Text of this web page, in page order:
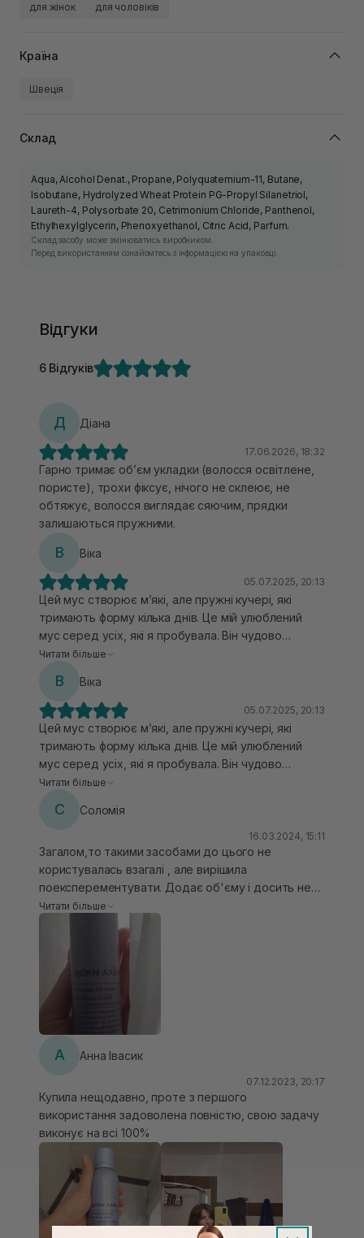
для жінок для чоловіків
Країна
Швеція
Склад
Aqua, Alcohol Denat., Propane, Polyquaternium-11, Butane,
Isobutane, Hydrolyzed Wheat Protein PG-Propyl Silanetriol,
Laureth-4, Polysorbate 20, Cetrimonium Chloride, Panthenol,
Ethylhexylglycerin, Phenoxyethanol, Citric Acid, Parfum.
Склад засобу може змінюватись виробником.
Перед використанням ознайомтесь з інформацією на упаковці.
Відгуки
6 Відгуків
Д Діана
17.06.2026, 18:32
Гарно тримає обʼєм укладки (волосся освітлене,
пористе), трохи фіксує, нічого не склеює, не
обтяжує, волосся виглядає сяючим, прядки
залишаються пружними.
В Віка
05.07.2025, 20:13
Цей мус створює м’які, але пружні кучері, які
тримають форму кілька днів. Це мій улюблений
мус серед усіх, які я пробувала. Він чудово
формує кучері — вони стають чіткими, як
тривалого часу. Крім того, мус додає чудового
об’єму. Ідеальний варіант для тих, хто хоче
поєднати ефектний об’єм із тривалою фіксацією.
Також важливо, що у складі є протеїни, які чудово
зволожують та надають блиск волоссю.
Читати більше
В Віка
05.07.2025, 20:13
Цей мус створює м’які, але пружні кучері, які
тримають форму кілька днів. Це мій улюблений
мус серед усіх, які я пробувала. Він чудово
формує кучері — вони стають чіткими, як
тривалого часу. Крім того, мус додає чудового
об’єму. Ідеальний варіант для тих, хто хоче
поєднати ефектний об’єм із тривалою фіксацією.
Також важливо, що у складі є протеїни, які чудово
зволожують та надають блиск волоссю.
Читати більше
С Соломія
16.03.2024, 15:11
Загалом,то такими засобами до цього не
користувалась взагалі , але вирішила
поексперементувати. Додає об'єму і досить не
погано його фіксує, навіть на моєму довгому
але на якісь окремі події , щоб додати укладці
вигляду, то можу рекомендувати.
Читати більше
А Анна Івасик
07.12.2023, 20:17
Купила нещодавно, проте з першого
використання задоволена повністю, свою задачу
виконує на всі 100%